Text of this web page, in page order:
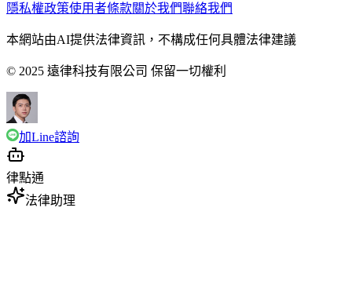
隱私權政策使用者條款關於我們聯絡我們
本網站由AI提供法律資訊，不構成任何具體法律建議
© 2025 遠律科技有限公司 保留一切權利
加Line諮詢
律點通
法律助理